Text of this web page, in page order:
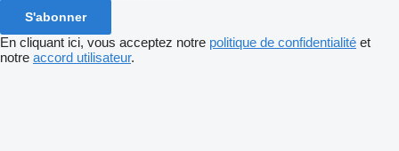
S'abonner
En cliquant ici, vous acceptez notre politique de confidentialité et
notre accord utilisateur.